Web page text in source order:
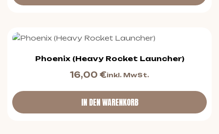
Phoenix (Heavy Rocket Launcher)
16,00 €inkl. MwSt.
IN DEN WARENKORB